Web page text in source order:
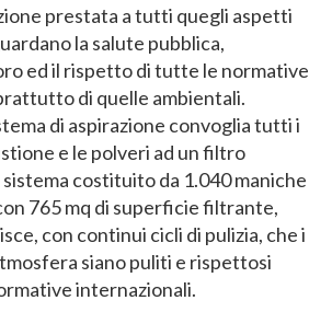
prestata a tutti quegli aspetti
la salute pubblica,
ed il rispetto di tutte le normative
di quelle ambientali.
di aspirazione convoglia tutti i
e le polveri ad un filtro
costituito da 1.040 maniche
765 mq di superficie filtrante,
con continui cicli di pulizia, che i
siano puliti e rispettosi
internazionali.